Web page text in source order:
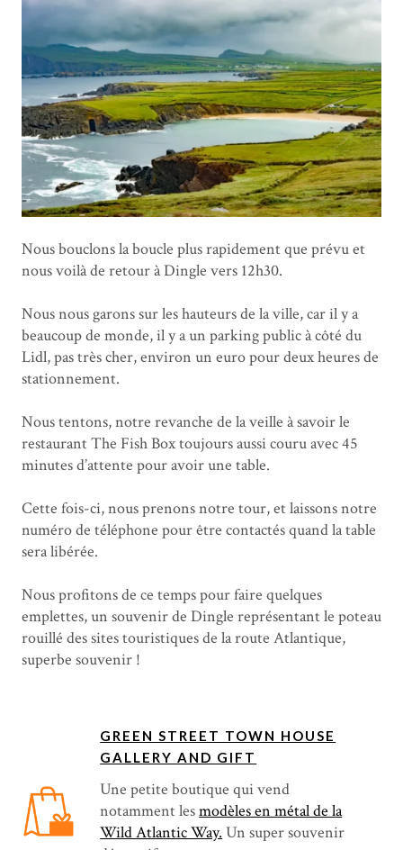
Nous bouclons la boucle plus rapidement que prévu et
nous voilà de retour à Dingle vers 12h30.
Nous nous garons sur les hauteurs de la ville, car il y a
beaucoup de monde, il y a un parking public à côté du
Lidl, pas très cher, environ un euro pour deux heures de
stationnement.
Nous tentons, notre revanche de la veille à savoir le
restaurant The Fish Box toujours aussi couru avec 45
minutes d’attente pour avoir une table.
Cette fois-ci, nous prenons notre tour, et laissons notre
numéro de téléphone pour être contactés quand la table
sera libérée.
Nous profitons de ce temps pour faire quelques
emplettes, un souvenir de Dingle représentant le poteau
rouillé des sites touristiques de la route Atlantique,
superbe souvenir !
GREEN STREET TOWN HOUSE
GALLERY AND GIFT
Une petite boutique qui vend
notamment lesmodèles en métal de la
Wild Atlantic Way. Un super souvenir